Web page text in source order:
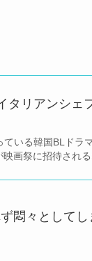
タリアンシェ
いる韓国BLドラ
画祭に招待され
悶々として